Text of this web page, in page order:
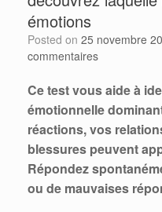
émotions
Posted on 25 novembre
commentaires
Ce test vous aide à
émotionnelle
réactions, vos
blessures peuvent
Répondez
ou de mauvaises